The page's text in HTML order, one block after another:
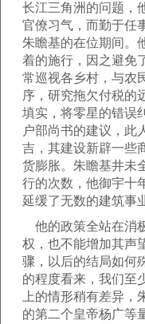
长江三角洲的问题，
官僚习气，而勤于任
朱瞻基的在位期间。
着的施行，因之避免
常巡视各乡村，与农
序，研究拖欠付税的
填实，将零星的错误
户部尚书的建议，此
吉，其建设新辟一些
货膨胀。朱瞻基井未
行的次数，他御宇十
延缓了无数的建筑事
他的政策全站在消
权，也不能增加其声
骤，以后的结局如何
的程度看来，我们至
上的情形稍有差异
的第二个皇帝杨广等